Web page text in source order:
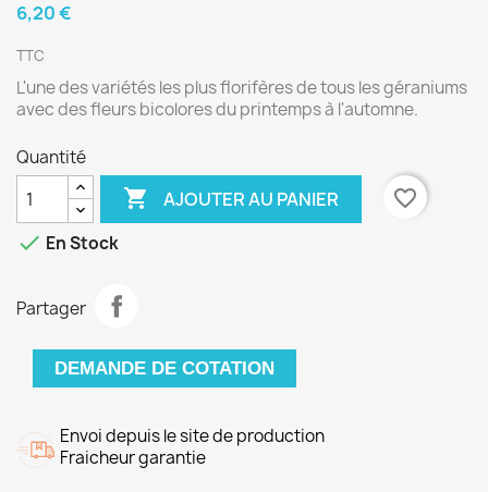
6,20 €
TTC
L'une des variétés les plus florifères de tous les géraniums
avec des fleurs bicolores du printemps à l'automne.
Quantité
 AJOUTER AU PANIER
favorite_border
 En Stock
Partager
DEMANDE DE COTATION
Envoi depuis le site de production
Fraicheur garantie